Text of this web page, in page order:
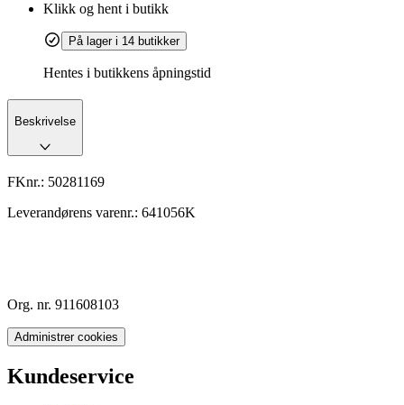
Klikk og hent i butikk
På lager i 14 butikker
Hentes i butikkens åpningstid
Beskrivelse
FKnr.: 50281169
Leverandørens varenr.: 641056K
Org. nr. 911608103
Administrer cookies
Kundeservice